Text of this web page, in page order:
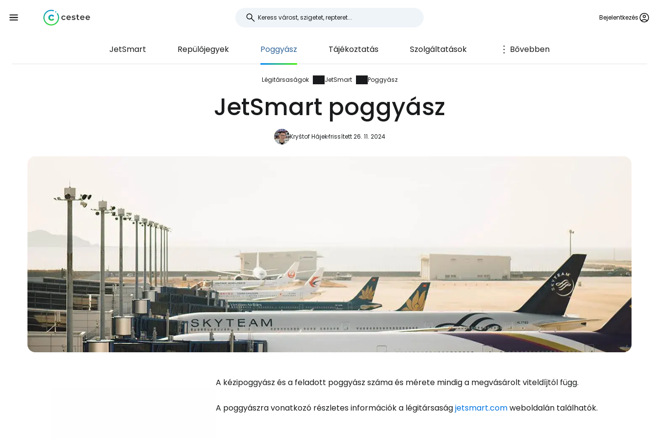
Bejelentkezés
JetSmart Repülőjegyek Poggyász Tájékoztatás Szolgáltatások Bővebben
Légitársaságok JetSmart Poggyász
JetSmart poggyász
Kryštof Hájekfrissített 26. 11. 2024
A kézipoggyász és a feladott poggyász száma és mérete mindig a megvásárolt viteldíjtól függ.
A poggyászra vonatkozó részletes információk a légitársaságjetsmart.comweboldalán találhatók.